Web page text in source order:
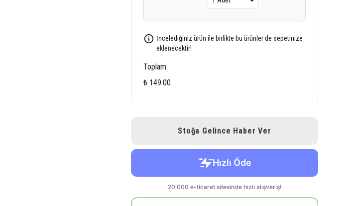
İncelediğiniz ürün ile birlikte bu ürünler de sepetinize
eklenecektir!
Toplam
₺ 149.00
Stoğa Gelince Haber Ver